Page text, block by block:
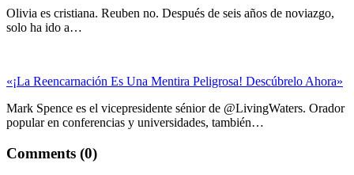
Olivia es cristiana. Reuben no. Después de seis años de noviazgo,
solo ha ido a…
«¡La Reencarnación Es Una Mentira Peligrosa! Descúbrelo Ahora»
Mark Spence es el vicepresidente sénior de @LivingWaters. Orador
popular en conferencias y universidades, también…
Comments (0)